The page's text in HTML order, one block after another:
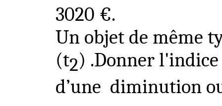
3020 €.
Un objet de même
(t2) .Donner
d’une diminution